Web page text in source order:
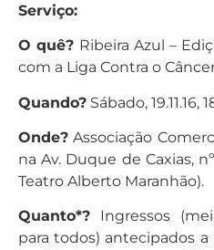
Serviço:
O quê? Ribeira Azul –
com a Liga Contra o
Quando? Sábado, 19.11.16,
Onde? Associação
na Av. Duque de Caxias,
Teatro Alberto Maranhão).
Quanto*? Ingressos
para todos) antecipados a